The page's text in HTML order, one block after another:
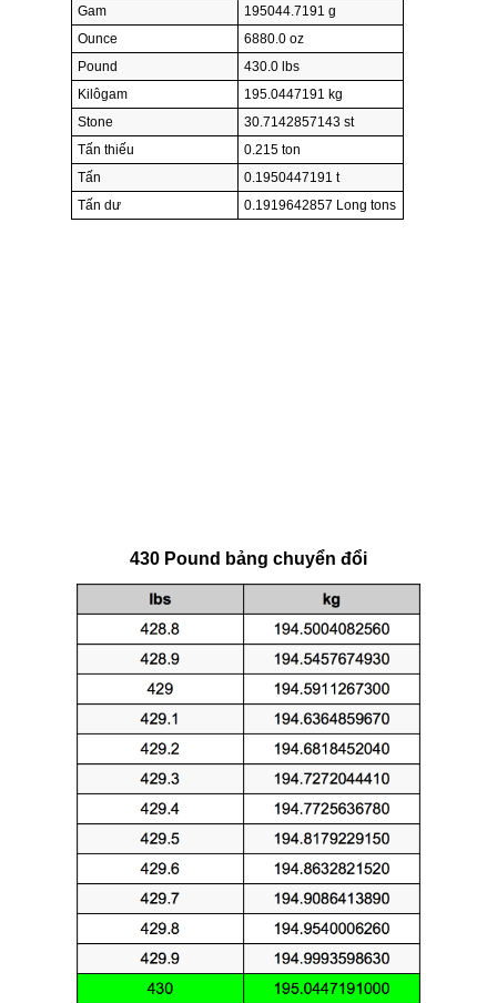
Gam
195044.7191 g
Ounce
6880.0 oz
Pound
430.0 lbs
Kilôgam
195.0447191 kg
Stone
30.7142857143 st
Tấn thiếu
0.215 ton
Tấn
0.1950447191 t
Tấn dư
0.1919642857 Long tons
430 Pound bảng chuyển đổi